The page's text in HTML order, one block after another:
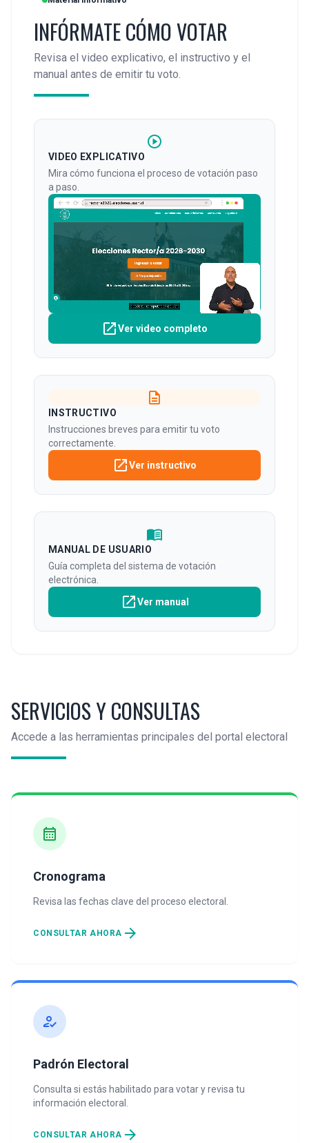
INFÓRMATE CÓMO VOTAR
Revisa el video explicativo, el instructivo y el
manual antes de emitir tu voto.
play_circle
VIDEO EXPLICATIVO
Mira cómo funciona el proceso de votación paso
a paso.
open_in_newVer video completo
description
INSTRUCTIVO
Instrucciones breves para emitir tu voto
correctamente.
open_in_newVer instructivo
menu_book
MANUAL DE USUARIO
Guía completa del sistema de votación
electrónica.
open_in_newVer manual
SERVICIOS Y CONSULTAS
Accede a las herramientas principales del portal electoral
calendar_month
Cronograma
Revisa las fechas clave del proceso electoral.
CONSULTAR AHORA arrow_forward
how_to_reg
Padrón Electoral
Consulta si estás habilitado para votar y revisa tu
información electoral.
CONSULTAR AHORA arrow_forward